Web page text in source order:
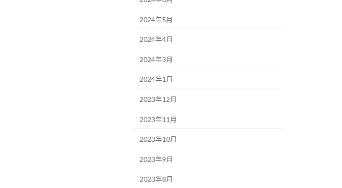
2024年5月
2024年4月
2024年3月
2024年1月
2023年12月
2023年11月
2023年10月
2023年9月
2023年8月